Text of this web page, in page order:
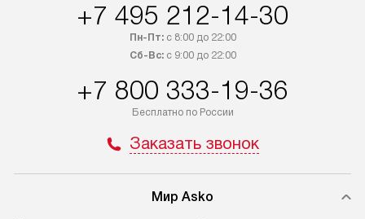
+7 495 212-14-30
Пн-Пт:с 8:00 до 22:00
Сб-Вс:с 9:00 до 22:00
+7 800 333-19-36
Бесплатно по России
Заказать звонок
Мир Asko